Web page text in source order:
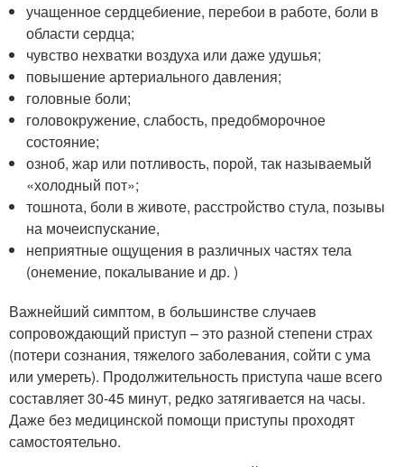
учащенное сердцебиение, перебои в работе, боли в
области сердца;
чувство нехватки воздуха или даже удушья;
повышение артериального давления;
головные боли;
головокружение, слабость, предобморочное
состояние;
озноб, жар или потливость, порой, так называемый
«холодный пот»;
тошнота, боли в животе, расстройство стула, позывы
на мочеиспускание,
неприятные ощущения в различных частях тела
(онемение, покалывание и др. )
Важнейший симптом, в большинстве случаев
сопровождающий приступ – это разной степени страх
(потери сознания, тяжелого заболевания, сойти с ума
или умереть). Продолжительность приступа чаше всего
составляет 30-45 минут, редко затягивается на часы.
Даже без медицинской помощи приступы проходят
самостоятельно.